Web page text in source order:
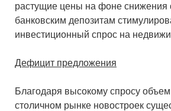
растущие цены на фоне снижения
банковским депозитам
инвестиционный спрос на
Дефицит предложения
Благодаря высокому спросу
столичном рынке новостроек